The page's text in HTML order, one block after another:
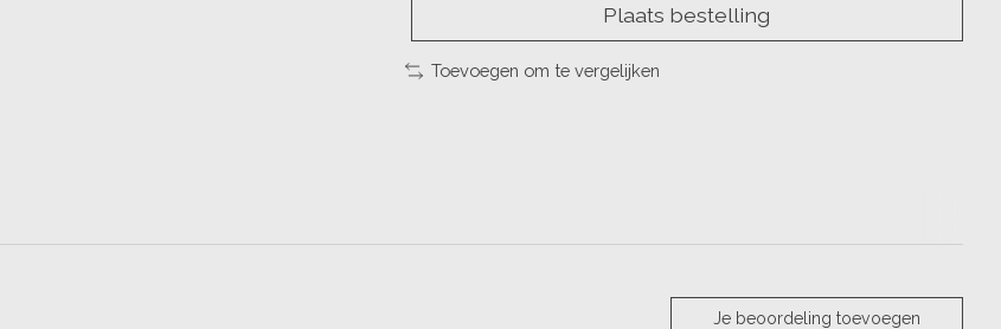
Plaats bestelling
Toevoegen om te vergelijken
Je beoordeling toevoegen